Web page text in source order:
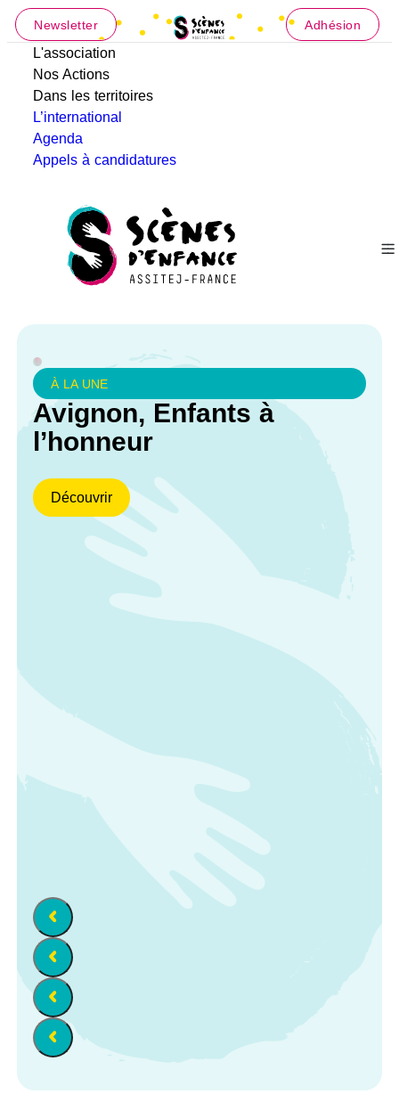
Newsletter Adhésion
L'association
Nos Actions
Dans les territoires
L’international
Agenda
Appels à candidatures
À LA UNE
Avignon, Enfants à
l’honneur
Découvrir